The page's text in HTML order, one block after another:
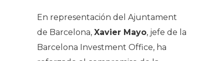
En representación del Ajuntament
de Barcelona, Xavier Mayo, jefe de la
Barcelona Investment Office, ha